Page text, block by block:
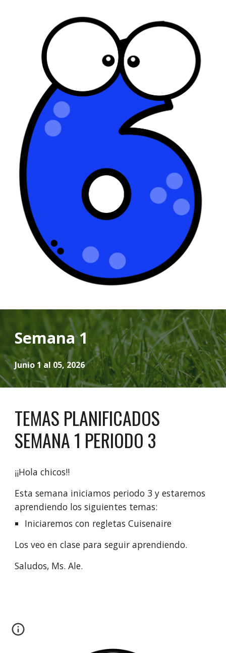
Semana 1
Junio 1 al 05, 2026
TEMAS PLANIFICADOS
SEMANA1 PERIODO 3
¡¡Hola chicos!!
Esta semana iniciamos periodo 3 y estaremos
aprendiendo los siguientes temas:
Iniciaremos con regletas Cuisenaire
Los veo en clase para seguir aprendiendo.
Saludos, Ms. Ale.